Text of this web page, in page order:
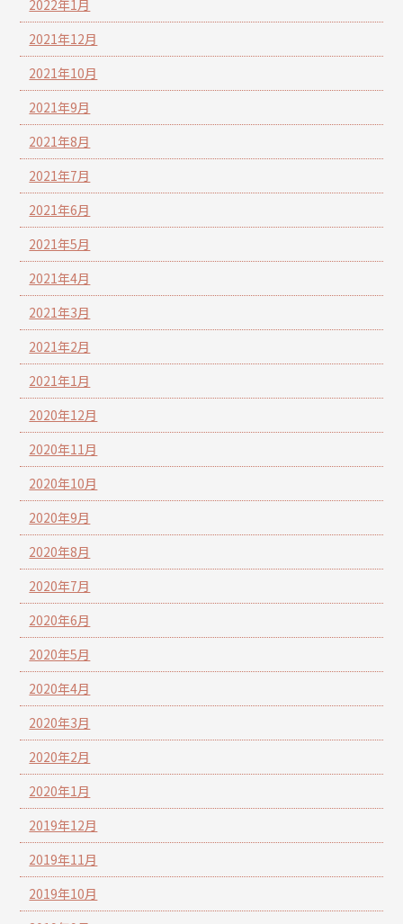
2022年1月
2021年12月
2021年10月
2021年9月
2021年8月
2021年7月
2021年6月
2021年5月
2021年4月
2021年3月
2021年2月
2021年1月
2020年12月
2020年11月
2020年10月
2020年9月
2020年8月
2020年7月
2020年6月
2020年5月
2020年4月
2020年3月
2020年2月
2020年1月
2019年12月
2019年11月
2019年10月